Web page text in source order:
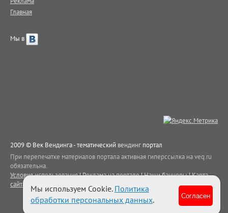
Главная
Мы в
2009 © Век Вендинга - тематический вендинг портал
При перепечатке материалов портала активная гиперссылка на veq.ru
обязательна.
Условия использования|Реклама на портале|Наши баннеры|Карта
сайта
Контакты
Мы используем Cookie. Политика
обработки персональных данных. Согласен